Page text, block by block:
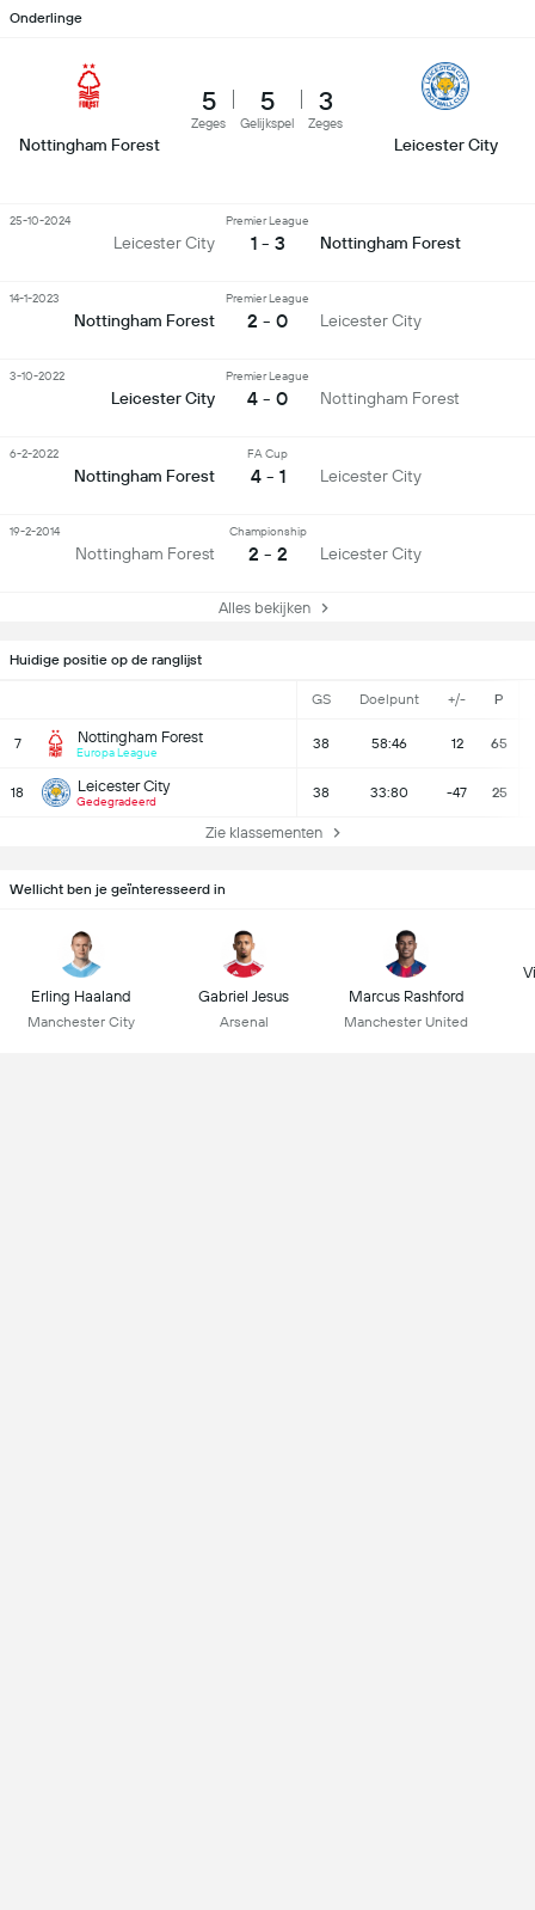
Huidige positie op de ranglijst
GS Doelpunt +/- P
7 Nottingham Forest
Europa League
38 58:46 12 65
18 Leicester City
Gedegradeerd
38 33:80 -47 25
Zie klassementen
Onderlinge
Nottingham Forest
5
Zeges
5
Gelijkspel
3
Zeges
Leicester City
Leicester City
Premier League
1 - 3 Nottingham Forest
25-10-2024
Nottingham Forest
Premier League
2 - 0 Leicester City
14-1-2023
Leicester City
Premier League
4 - 0 Nottingham Forest
3-10-2022
Nottingham Forest
FA Cup
4 - 1 Leicester City
6-2-2022
Nottingham Forest
Championship
2 - 2 Leicester City
19-2-2014
Alles bekijken
Wellicht ben je geïnteresseerd in
Erling Haaland
Manchester City
Gabriel Jesus
Arsenal
Marcus Rashford
Manchester United